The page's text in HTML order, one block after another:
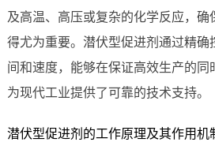
及高温、高压或复杂的化学反应，确
得尤为重要。潜伏型促进剂通过精确
间和速度，能够在保证高效生产的同
为现代工业提供了可靠的技术支持。
潜伏型促进剂的工作原理及其作用机